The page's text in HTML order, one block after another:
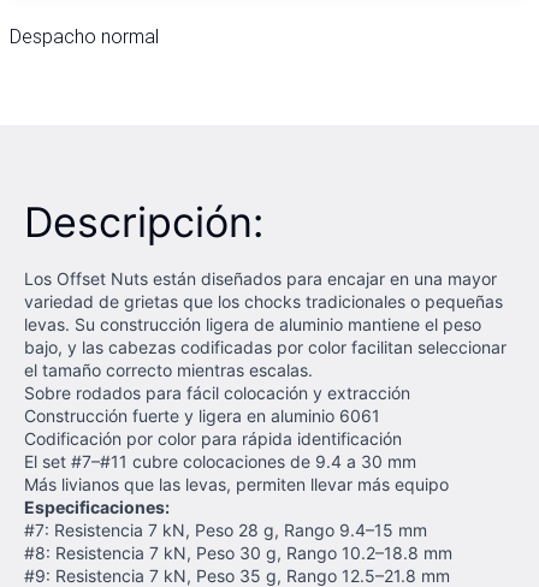
Despacho normal
Descripción:
Los Offset Nuts están diseñados para encajar en una mayor
variedad de grietas que los chocks tradicionales o pequeñas
levas. Su construcción ligera de aluminio mantiene el peso
bajo, y las cabezas codificadas por color facilitan seleccionar
el tamaño correcto mientras escalas.
Sobre rodados para fácil colocación y extracción
Construcción fuerte y ligera en aluminio 6061
Codificación por color para rápida identificación
El set #7–#11 cubre colocaciones de 9.4 a 30 mm
Más livianos que las levas, permiten llevar más equipo
Especificaciones:
#7: Resistencia 7 kN, Peso 28 g, Rango 9.4–15 mm
#8: Resistencia 7 kN, Peso 30 g, Rango 10.2–18.8 mm
#9: Resistencia 7 kN, Peso 35 g, Rango 12.5–21.8 mm